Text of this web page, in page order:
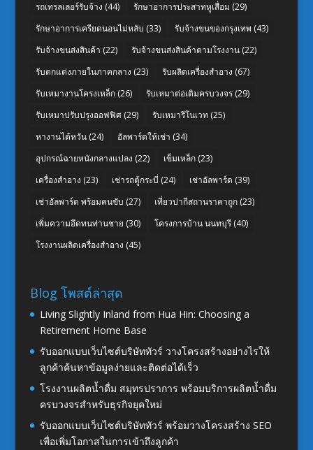
รถเทรลเลอร์รับจ้าง (44) รักษาอาการประสาทหูเสื่อม (29)
รักษาอาการเครียดนอนไม่หลับ (33) รับจ้างขนของกรุงเทพ (43)
รับจ้างขนส่งสินค้า (22) รับจ้างขนส่งสินค้าตามโรงงาน(22)
รับตกแต่งภายในภาคกลาง (23) รับผลิตเครื่องสำอาง (67)
รับเหมางานโครงเหล็ก(26) รับเหมาต่อเติมครบวงจร(29)
รับเหมาปรับปรุงออฟฟิศ(29) รับเหมารีโนเวท (25)
หางานไต้หวัน(24) อัลพาร์ดให้เช่า (34)
อุปกรณ์ฉายหนังกลางแปลง (22) เข็มเหล็ก(23)
เครื่องสำอาง (23) เช่ารถตู้กระบี่ (24) เช่าอัลพาร์ด (39)
เช่าอัลพาร์ด พร้อมคนขับ (27) เที่ยวปากีสถานราคาถูก(23)
เพิ่มความอึดทนท่านชาย (30) โครงการบ้าน นนทบุรี(40)
โรงงานผลิตเครื่องสำอาง (45)
Blog โพสต์ล่าสุด
Living Slightly Inland from Hua Hin: Choosing a
Retirement Home Base
รับออกแบบเว็บไซต์บริษัททัวร์ วางโครงสร้างอย่างไรให้
ลูกค้าค้นหาข้อมูลง่ายและติดต่อได้เร็ว
โรงงานผลิตน้ำดื่ม สมุทรปราการ พร้อมบริการผลิตน้ำดื่ม
ครบวงจรสำหรับธุรกิจยุคใหม่
รับออกแบบเว็บไซต์บริษัททัวร์ พร้อมวางโครงสร้าง SEO
เพื่อเพิ่มโอกาสในการเข้าถึงลูกค้า